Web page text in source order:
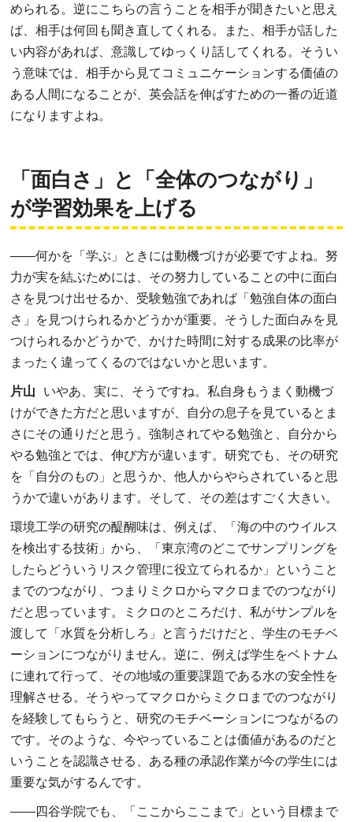
められる。逆にこちらの言うことを相手が聞きたいと思え
ば、相手は何回も聞き直してくれる。また、相手が話した
い内容があれば、意識してゆっくり話してくれる。そうい
う意味では、相手から見てコミュニケーションする価値の
ある人間になることが、英会話を伸ばすための一番の近道
になりますよね。
「面白さ」と「全体のつながり」
が学習効果を上げる
――何かを「学ぶ」ときには動機づけが必要ですよね。努
力が実を結ぶためには、その努力していることの中に面白
さを見つけ出せるか、受験勉強であれば「勉強自体の面白
さ」を見つけられるかどうかが重要。そうした面白みを見
つけられるかどうかで、かけた時間に対する成果の比率が
まったく違ってくるのではないかと思います。
片山
いやあ、実に、そうですね。私自身もうまく動機づ
けができた方だと思いますが、自分の息子を見ているとま
さにその通りだと思う。強制されてやる勉強と、自分から
やる勉強とでは、伸び方が違います。研究でも、その研究
を「自分のもの」と思うか、他人からやらされていると思
うかで違いがあります。そして、その差はすごく大きい。
環境工学の研究の醍醐味は、例えば、「海の中のウイルス
を検出する技術」から、「東京湾のどこでサンプリングを
したらどういうリスク管理に役立てられるか」ということ
までのつながり、つまりミクロからマクロまでのつながり
だと思っています。ミクロのところだけ、私がサンプルを
渡して「水質を分析しろ」と言うだけだと、学生のモチベ
ーションにつながりません。逆に、例えば学生をベトナム
に連れて行って、その地域の重要課題である水の安全性を
理解させる。そうやってマクロからミクロまでのつながり
を経験してもらうと、研究のモチベーションにつながるの
です。そのような、今やっていることは価値があるのだと
いうことを認識させる、ある種の承認作業が今の学生には
重要な気がするんです。
――四谷学院でも、「ここからここまで」という目標まで